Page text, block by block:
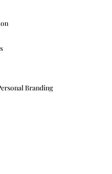
Branding